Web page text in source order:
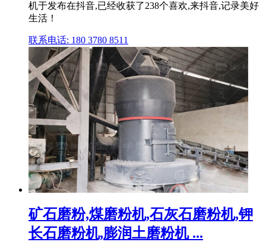
机于发布在抖音,已经收获了238个喜欢,来抖音,记录美好
生活！
联系电话: 180 3780 8511
矿石磨粉,煤磨粉机,石灰石磨粉机,钾
长石磨粉机,膨润土磨粉机 ...